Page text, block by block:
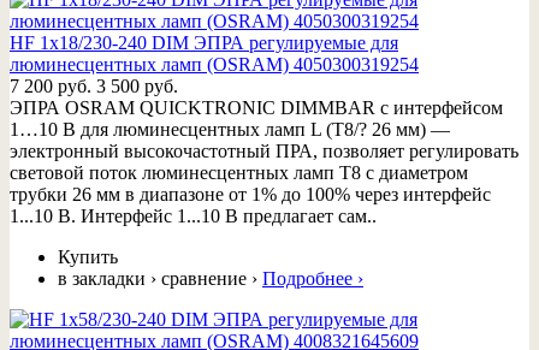
HF 1x18/230-240 DIM ЭПРА регулируемые для
люминесцентных ламп (OSRAM) 4050300319254
7 200 руб. 3 500 руб.
ЭПРА OSRAM QUICKTRONIC DIMMBAR с интерфейсом
1…10 В для люминесцентных ламп L (T8/? 26 мм) —
электронный высокочастотный ПРА, позволяет регулировать
световой поток люминесцентных ламп Т8 с диаметром
трубки 26 мм в диапазоне от 1% до 100% через интерфейс
1...10 В. Интерфейс 1...10 В предлагает сам..
Купить
в закладки › сравнение › Подробнее ›